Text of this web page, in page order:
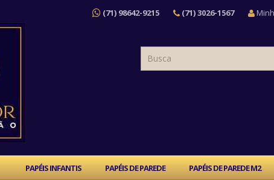
(71) 98642-9215 (71) 3026-1567
PAPÉIS INFANTIS PAPÉIS DE PAREDE PAPÉIS DE PAREDE M2